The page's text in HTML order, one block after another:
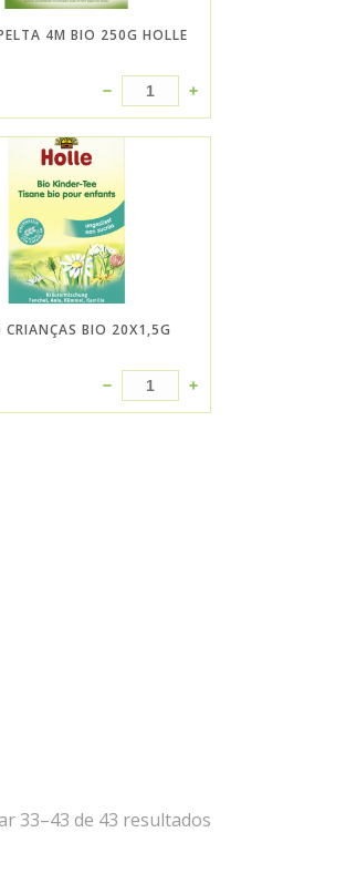
4M BIO 250G HOLLE
CRIANÇAS BIO 20X1,5G
33–43 de 43 resultados